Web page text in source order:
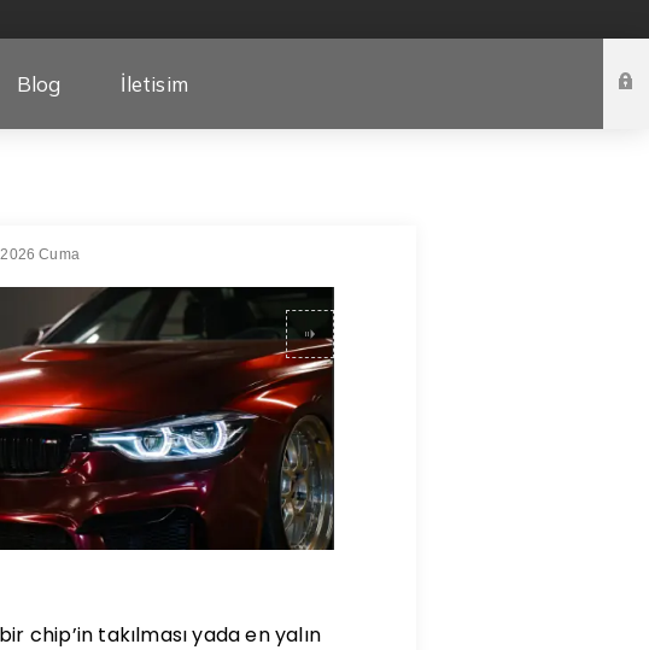
Blog İletisim
Cuma
chip’in takılması yada en yalın